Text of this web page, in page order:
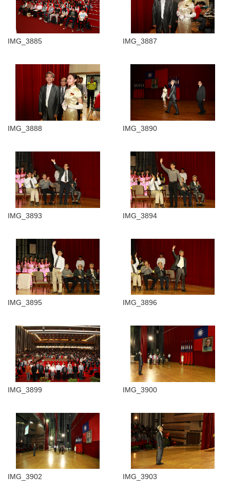
IMG_3885 IMG_3887
IMG_3888 IMG_3890
IMG_3893 IMG_3894
IMG_3895 IMG_3896
IMG_3899 IMG_3900
IMG_3902 IMG_3903